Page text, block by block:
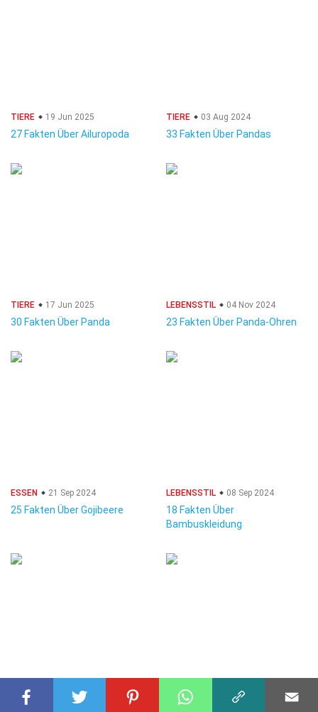
TIERE 19 Jun 2025
27 Fakten Über Ailuropoda
TIERE 03 Aug 2024
33 Fakten Über Pandas
TIERE 17 Jun 2025
30 Fakten Über Panda
LEBENSSTIL 04 Nov 2024
23 Fakten Über Panda-Ohren
ESSEN 21 Sep 2024
25 Fakten Über Gojibeere
LEBENSSTIL 08 Sep 2024
18 Fakten Über
Bambuskleidung
ESSEN 29 Sep 2024 UNIVERSUM 23 Okt 2024